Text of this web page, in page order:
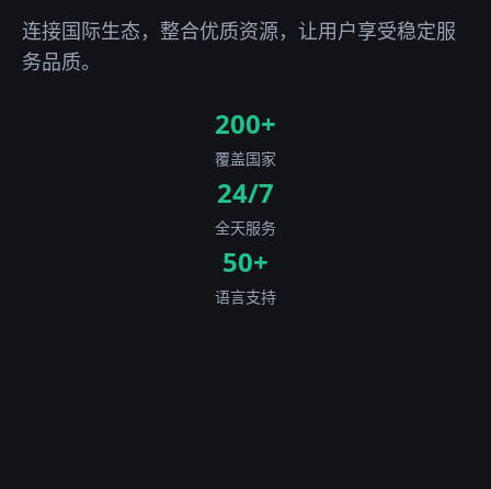
连接国际生态，整合优质资源，让用户享受稳定服
务品质。
200+
覆盖国家
24/7
全天服务
50+
语言支持